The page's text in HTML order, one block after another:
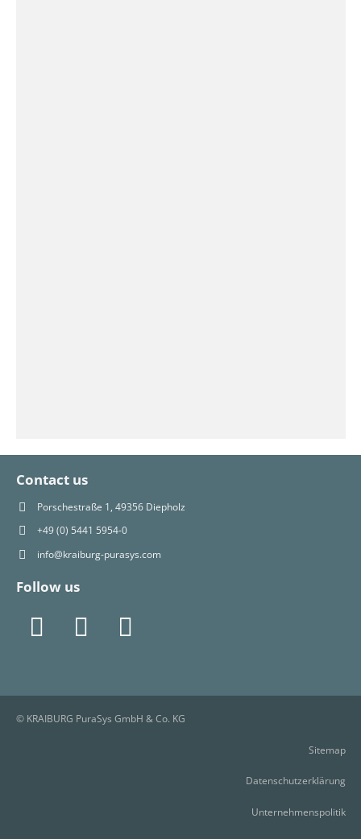
Contact us
Porschestraße 1, 49356 Diepholz
+49 (0) 5441 5954-0
info@kraiburg-purasys.com
Follow us
© KRAIBURG PuraSys GmbH & Co. KG
Sitemap
Datenschutzerklärung
Unternehmenspolitik